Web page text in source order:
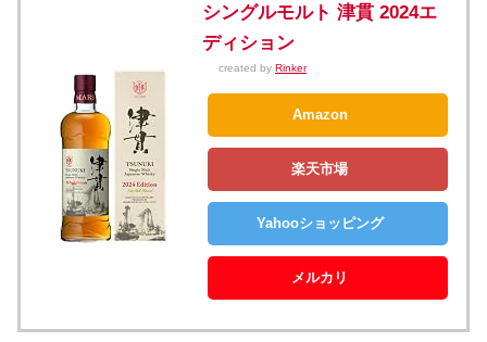
シングルモルト 津貫 2024エ
ディション
created by Rinker
Amazon
楽天市場
Yahooショッピング
メルカリ